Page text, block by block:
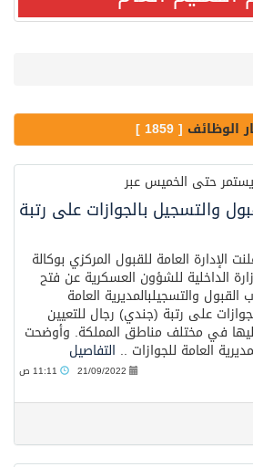
وزارة الموارد البشرية والتنمية الاجتماعية تمدد مهلة تصحيح أوضاع رخص العمل حتى نهاية العام الحالي
خلال 3 أيام… التجمعات الصحية تتلقى رغبات أكثر من 87% من موظفي وزارة الصحة لعروض الانتقال
سمو ولي العهد يتلقى اتصالًا هاتفيًا من رئيس الوزراء الباكستاني
صلاة عيد الأضحى
الوظائف [ 1859 ]
حتى الخميس عبر
والتسجيل بالجوازات على رتبة
الإدارة العامة للقبول المركزي بوكالة
الداخلية للشؤون العسكرية عن فتح
القبول والتسجيلبالمديرية العامة
على رتبة (جندي) رجال للتعيين
في مختلف مناطق المملكة. وأوضحت
العامة للجوازات .. التفاصيل
21/09/2022